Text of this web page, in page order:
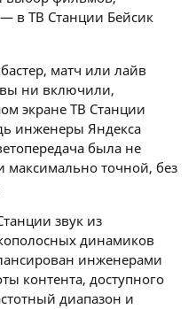
в ТВ Станции Бейсик
матч или лайв
ни включили,
экране ТВ Станции
инженеры Яндекса
была не
максимально точной, без
звук из
динамиков
инженерами
контента, доступного
диапазон и